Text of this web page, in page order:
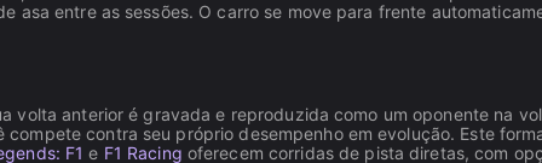
asa entre as sessões. O carro se move para frente
volta anterior é gravada e reproduzida como um oponente na
contra seu próprio desempenho em evolução. Este
F1 e F1 Racing oferecem corridas de pista diretas, com